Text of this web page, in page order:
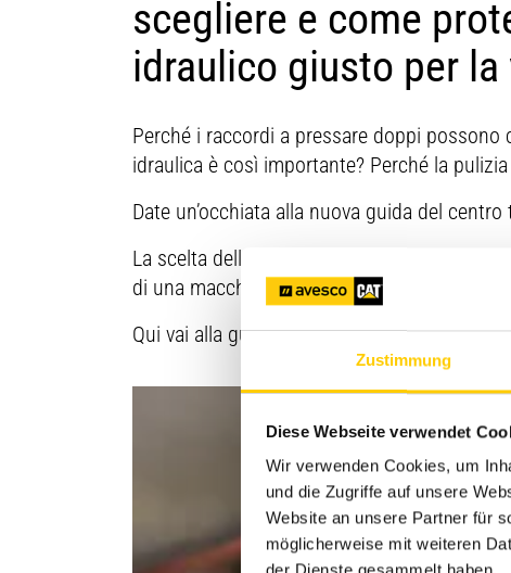
Zustimmung
Diese Webseite verwendet
Wir verwenden Cookies, um
und die Zugriffe auf unsere
Website an unsere Partner für
möglicherweise mit weiteren
scegliere e come
idraulico giusto per
Perché i raccordi a pressare doppi
idraulica è così importante? Perché la
Date un’occhiata alla nuova guida del
La scelta della tubazione idraulica giusta è
di una macchina edile o agricola.
Qui vai alla guida